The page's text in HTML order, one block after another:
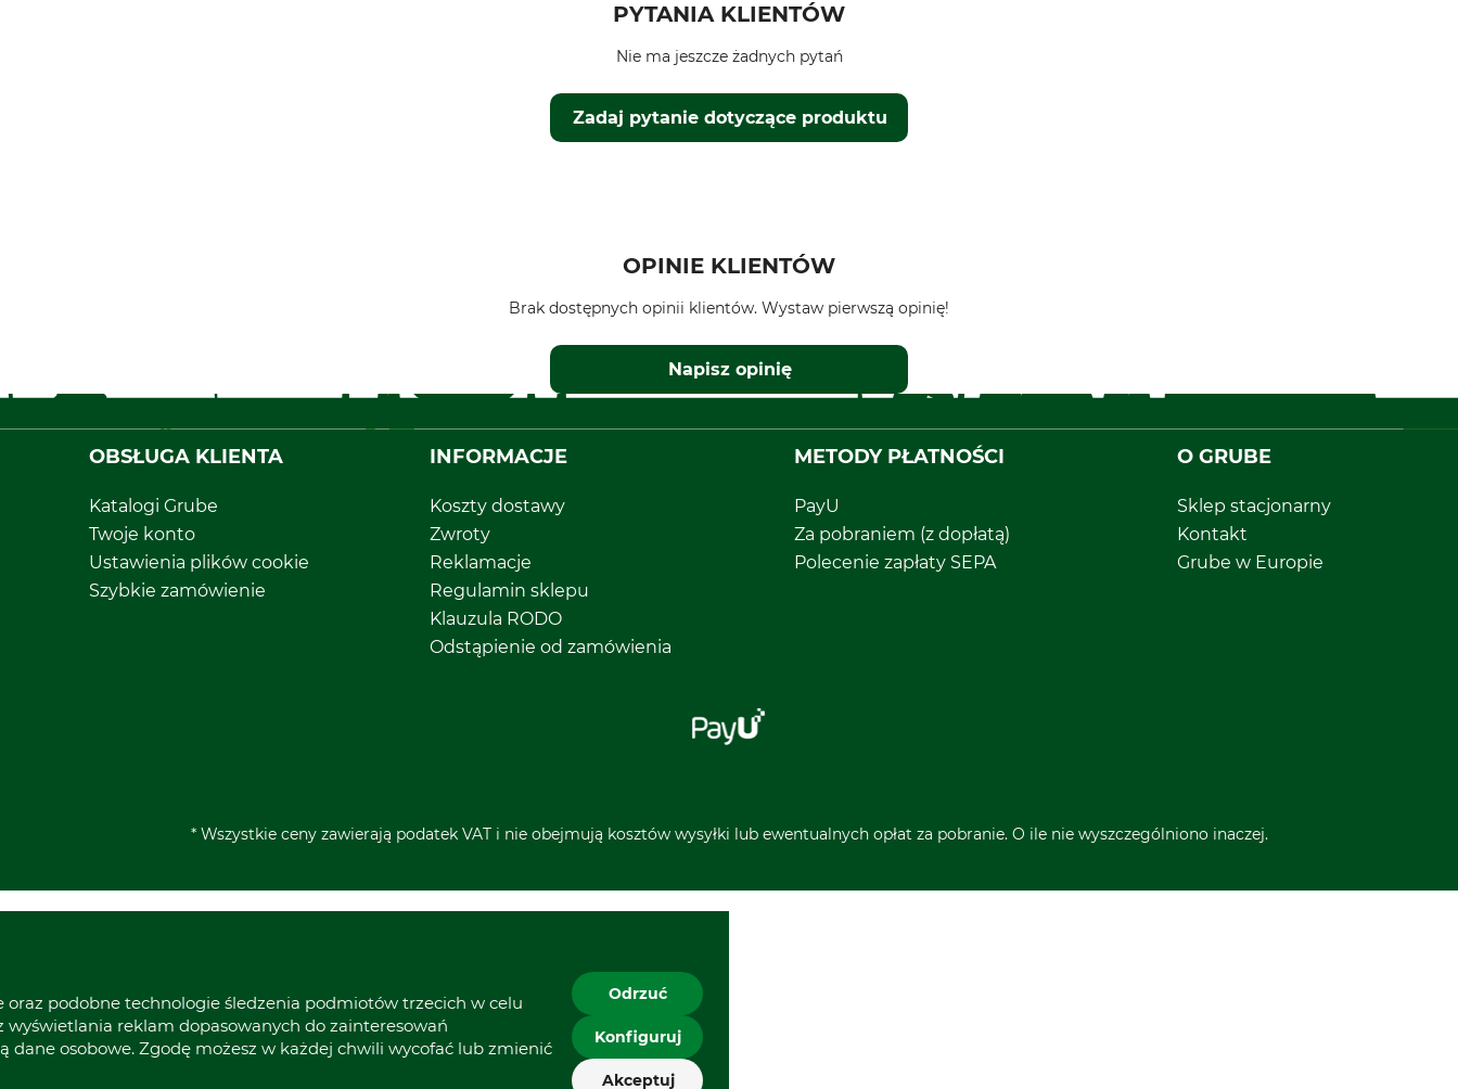
PYTANIA KLIENTÓW
Zadaj pytanie dotyczące produktu
Nie ma jeszcze żadnych pytań
OPINIE KLIENTÓW
Brak dostępnych opinii klientów. Wystaw pierwszą opinię!
Napisz opinię
OBSŁUGA KLIENTA
Katalogi Grube
Twoje konto
Ustawienia plików cookie
Szybkie zamówienie
INFORMACJE
Koszty dostawy
Zwroty
Reklamacje
Regulamin sklepu
Klauzula RODO
Odstąpienie od zamówienia
METODY PŁATNOŚCI
PayU
Za pobraniem (z dopłatą)
Polecenie zapłaty SEPA
O GRUBE
Sklep stacjonarny
Kontakt
Grube w Europie
* Wszystkie ceny zawierają podatek VAT i nie obejmują kosztów wysyłki lub ewentualnych opłat za pobranie. O ile nie wyszczególniono inaczej.
podobne technologie śledzenia podmiotów trzecich w celu
wyświetlania reklam dopasowanych do zainteresowań
dane osobowe. Zgodę możesz w każdej chwili wycofać lub zmienić
Odrzuć
Konfiguruj
Akceptuj